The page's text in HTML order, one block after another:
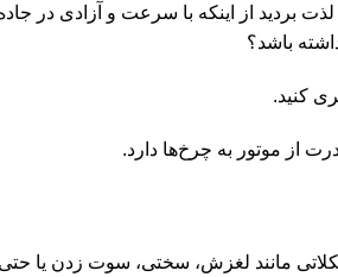
بردید از اینکه با سرعت و آزادی در
باشد؟
کنید.
از موتور به چرخ‌ها دارد.
مانند لغزش، سختی، سوت زدن یا